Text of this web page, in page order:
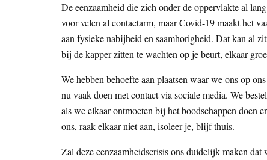
De eenzaamheid die zich onder de oppervlakte al
voor velen al contactarm, maar Covid-19 maakt het
aan fysieke nabijheid en saamhorigheid. Dat kan al
bij de kapper zitten te wachten op je beurt, elkaar
We hebben behoefte aan plaatsen waar we ons op
nu vaak doen met contact via sociale media. We
als we elkaar ontmoeten bij het boodschappen doen
ons, raak elkaar niet aan, isoleer je, blijf thuis.
Zal deze eenzaamheidscrisis ons duidelijk maken